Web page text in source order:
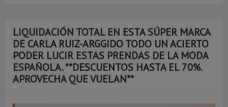
LIQUIDACIÓN TOTAL EN ESTA SÚPER MARCA
DE CARLA RUIZ-ARGGIDO TODO UN ACIERTO
PODER LUCIR ESTAS PRENDAS DE LA MODA
ESPAÑOLA. **DESCUENTOS HASTA EL 70%.
APROVECHA QUE VUELAN**